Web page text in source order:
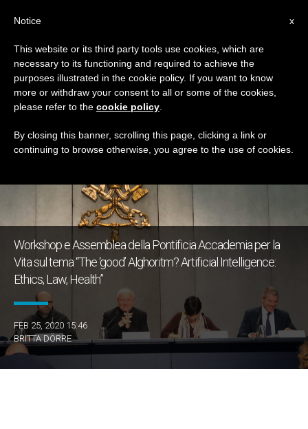
GIORNO
Febbraio 25th, 2020
ULTIME NOTIZIE
Workshop e Assemblea della Pontificia Accademia per la
Vita sul tema “The ‘good’ Alghoritm? Artificial Intelligence:
Ethics, Law, Health”
FEB 25, 2020 15:46
BRITTA DÖRRE
x
Notice
This website or its third party tools use cookies, which are
necessary to its functioning and required to achieve the
purposes illustrated in the cookie policy. If you want to know
more or withdraw your consent to all or some of the cookies,
please refer to the cookie policy
By closing this banner, scrolling this page, clicking a link or
continuing to browse otherwise, you agree to the use of cookies.